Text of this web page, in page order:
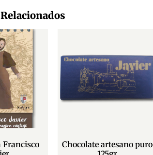
Francisco
Chocolate artesano puro